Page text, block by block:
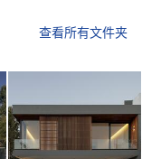
查看所有文件夹